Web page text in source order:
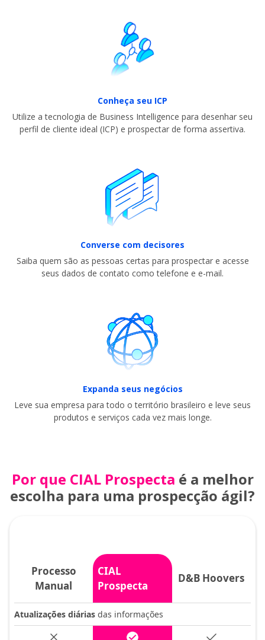
Conheça seu ICP
Utilize a tecnologia de Business Intelligence para desenhar seu
perfil de cliente ideal (ICP) e prospectar de forma assertiva.
Converse com decisores
Saiba quem são as pessoas certas para prospectar e acesse
seus dados de contato como telefone e e-mail.
Expanda seus negócios
Leve sua empresa para todo o território brasileiro e leve seus
produtos e serviços cada vez mais longe.
Por que CIAL Prospecta é a melhor
escolha para uma prospecção ágil?
Processo
Manual
CIAL
Prospecta
D&B Hoovers
Atualizações diárias das informações